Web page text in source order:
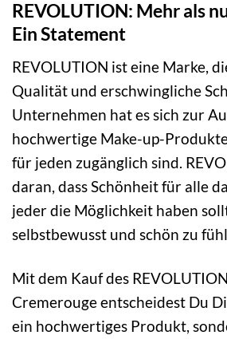
REVOLUTION: Mehr als
Ein Statement
REVOLUTION ist eine Marke,
Qualität und erschwingliche
Unternehmen hat es sich zur
hochwertige Make-up-
für jeden zugänglich sind.
daran, dass Schönheit für alle
jeder die Möglichkeit haben
selbstbewusst und schön zu
Mit dem Kauf des
Cremerouge entscheidest Du
ein hochwertiges Produkt,